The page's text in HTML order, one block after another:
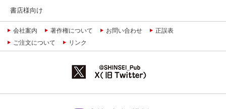
書店様向け
会社案内 著作権について お問い合わせ
正誤表
ご注文について
リンク